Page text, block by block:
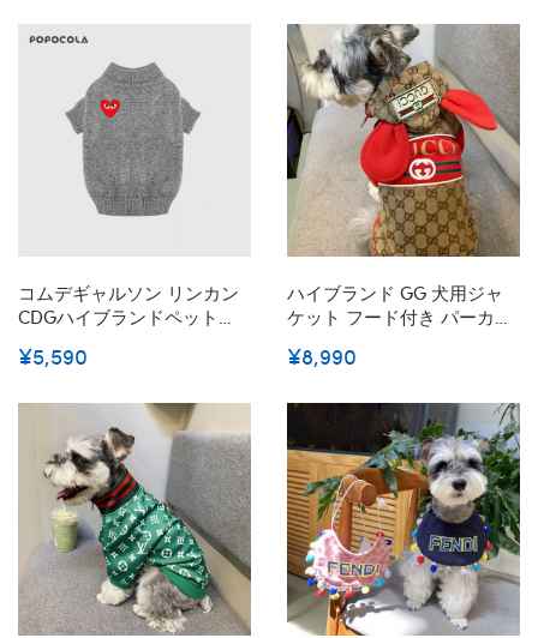
気性ペット服秋冬 暖かいS-
用服 激安ブランド 子犬服 春
夏ペット服 秋冬 暖かいS -
2XL
コムデギャルソン リンカン
CDGハイブランドペット服
ット ニット 秋冬 礼服 ジャ
ー スーツ冬 秋冬服 洋服 猫
の服 萌え 犬の服 可愛い 面
白い 暖かい ドッグウエア
XS-XXL
¥5,590
ハイブランド GG 犬用ジャ
ケット フード付き パーカー
ート ジャケット ジャンパー
中型犬 子犬 秋冬 保温 防寒
犬 ペットウェア S¬2XL
¥8,990